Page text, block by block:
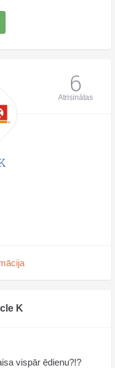
6
Atrisinātas
K
vispār ēdienu?!?